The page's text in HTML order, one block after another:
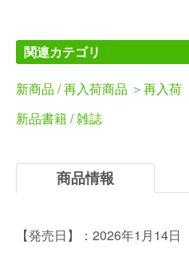
関連カテゴリ
新商品 / 再入荷商品 ＞再入荷
新品書籍 / 雑誌
商品情報
【発売日】：2026年1月14日